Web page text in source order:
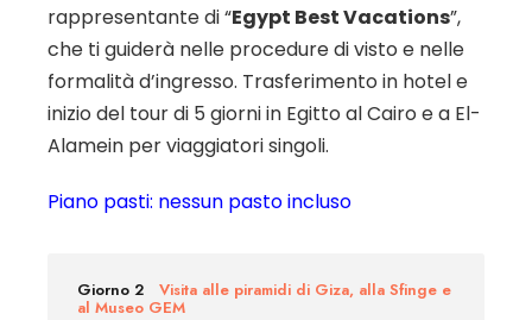
rappresentante di “Egypt Best Vacations”,
che ti guiderà nelle procedure di visto e nelle
formalità d’ingresso. Trasferimento in hotel e
inizio del tour di 5 giorni in Egitto al Cairo e a El-
Alamein per viaggiatori singoli.
Piano pasti: nessun pasto incluso
Giorno 2 Visita alle piramidi di Giza, alla Sfinge e
al Museo GEM